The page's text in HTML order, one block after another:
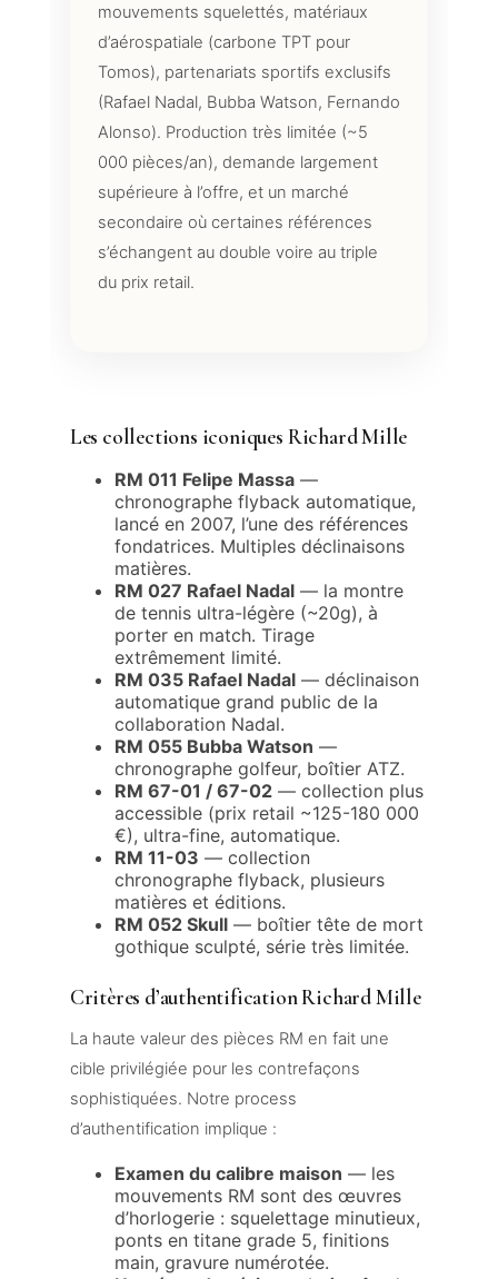
mouvements squelettés, matériaux
d’aérospatiale (carbone TPT pour
Tomos), partenariats sportifs exclusifs
(Rafael Nadal, Bubba Watson, Fernando
Alonso). Production très limitée (~5
000 pièces/an), demande largement
supérieure à l’offre, et un marché
secondaire où certaines références
s’échangent au double voire au triple
du prix retail.
Les collections iconiques Richard Mille
RM 011 Felipe Massa—
chronographe flyback automatique,
lancé en 2007, l’une des références
fondatrices. Multiples déclinaisons
matières.
RM 027 Rafael Nadal— la montre
de tennis ultra-légère (~20g), à
porter en match. Tirage
extrêmement limité.
RM 035 Rafael Nadal— déclinaison
automatique grand public de la
collaboration Nadal.
RM 055 Bubba Watson —
chronographe golfeur, boîtier ATZ.
RM 67-01 / 67-02— collection plus
accessible (prix retail ~125-180 000
€), ultra-fine, automatique.
RM 11-03 — collection
chronographe flyback, plusieurs
matières et éditions.
RM 052 Skull— boîtier tête de mort
gothique sculpté, série très limitée.
Critères d’authentification Richard Mille
La haute valeur des pièces RM en fait une
cible privilégiée pour les contrefaçons
sophistiquées. Notre process
d’authentification implique :
Examen du calibre maison — les
mouvements RM sont des œuvres
d’horlogerie : squelettage minutieux,
ponts en titane grade 5, finitions
main, gravure numérotée.